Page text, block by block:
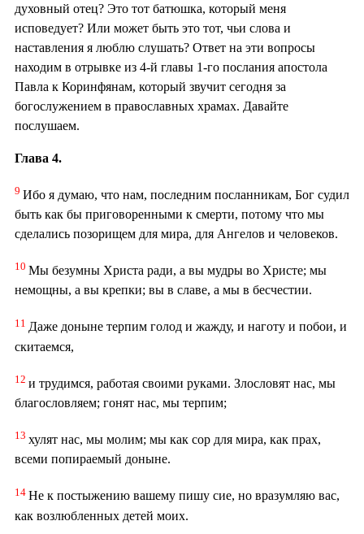
духовный отец? Это тот батюшка, который меня
исповедует? Или может быть это тот, чьи слова и
наставления я люблю слушать? Ответ на эти вопросы
находим в отрывке из 4-й главы 1-го послания апостола
Павла к Коринфянам, который звучит сегодня за
богослужением в православных храмах. Давайте
послушаем.
Глава 4.
9 Ибо я думаю, что нам, последним посланникам, Бог судил
быть как бы приговоренными к смерти, потому что мы
сделались позорищем для мира, для Ангелов и человеков.
10 Мы безумны Христа ради, а вы мудры во Христе; мы
немощны, а вы крепки; вы в славе, а мы в бесчестии.
11 Даже доныне терпим голод и жажду, и наготу и побои, и
скитаемся,
12 и трудимся, работая своими руками. Злословят нас, мы
благословляем; гонят нас, мы терпим;
13 хулят нас, мы молим; мы как сор для мира, как прах,
всеми попираемый доныне.
14 Не к постыжению вашему пишу сие, но вразумляю вас,
как возлюбленных детей моих.